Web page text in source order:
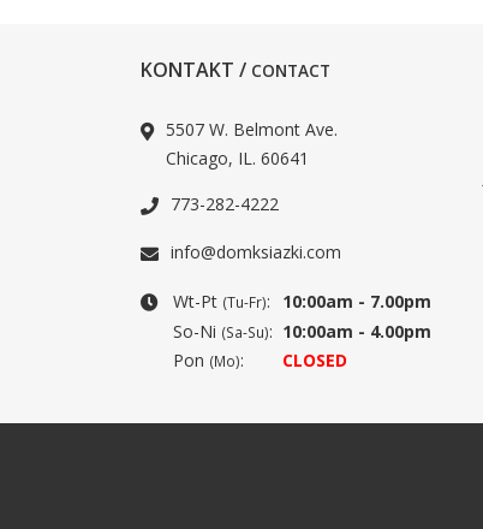
KONTAKT / CONTACT
5507 W. Belmont Ave.
Chicago, IL. 60641
773-282-4222
info@domksiazki.com
Wt-Pt (Tu-Fr):
10:00am - 7.00pm
So-Ni (Sa-Su): 10:00am - 4.00pm
Pon (Mo): CLOSED